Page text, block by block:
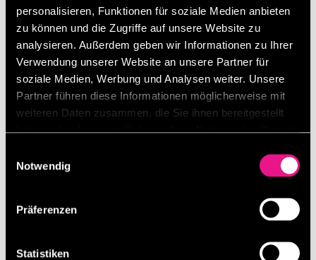
personalisieren, Funktionen für soziale Medien anbieten
zu können und die Zugriffe auf unsere Website zu
analysieren. Außerdem geben wir Informationen zu Ihrer
Verwendung unserer Website an unsere Partner für
soziale Medien, Werbung und Analysen weiter. Unsere
Partner führen diese Informationen möglicherweise mit
weiteren Daten zusammen, die Sie ihnen bereitgestellt
haben oder die sie im Rahmen Ihrer Nutzung der Dienste
Notwendig
Präferenzen
Statistiken
E-BIKES
Mehr Sicherheit mit dem Busch + Müller
Bremslicht
Ob im Stadtverkehr oder auf Tour – das
Busch + Müller Bremslicht macht Dich
sichtbar, wenn es darauf ankommt. Mit
modernster LED-Technik signalisiert es
jedem Hintermann klar und deutlich: Du
Fahrkomfort – egal bei Tag oder Nacht.